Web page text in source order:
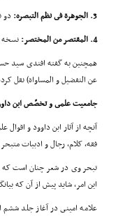
3. الجوهرة فى نظم التبصره:
دو
4. المقتصر من المختصر:
نسخه
همچنین به گفته افندى سید
عن التفضیل و المساواة) نقل
جامعیت علمى و تخصّص ابن
آنچه از آثار ابن داوود و
فقه، کلام، رجال و ادبیات
تبحر وى در شعر چنان است که
این امر، شاید پیش از آن که
علامه امینى در آغاز جلد ششم